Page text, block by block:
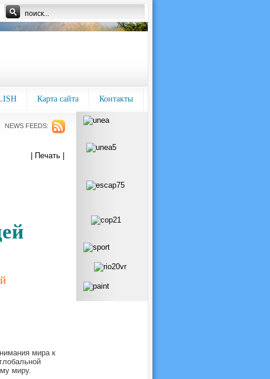
Карта сайта Контакты
NEWS FEEDS:
| Печать |
мира к
миру.